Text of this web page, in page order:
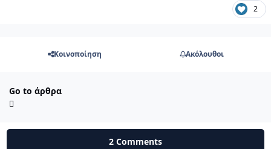
2
Κοινοποίηση Ακόλουθοι
Go to άρθρα
2 Comments